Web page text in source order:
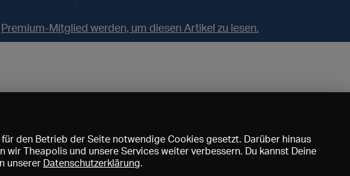
Premium-Mitglied werden, um diesen Artikel zu lesen.
den Betrieb der Seite notwendige Cookies gesetzt. Darüber hinaus
Theapolis und unsere Services weiter verbessern. Du kannst Deine
unserer Datenschutzerklärung.